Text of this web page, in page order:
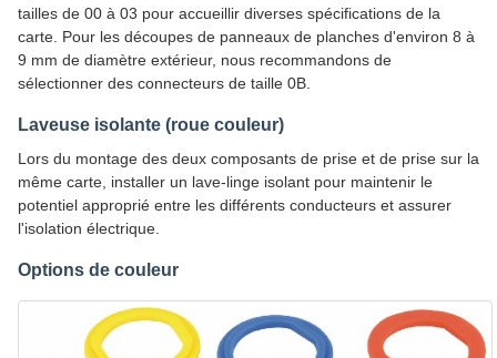
tailles de 00 à 03 pour accueillir diverses spécifications de la
carte. Pour les découpes de panneaux de planches d'environ 8 à
9 mm de diamètre extérieur, nous recommandons de
sélectionner des connecteurs de taille 0B.
Laveuse isolante (roue couleur)
Lors du montage des deux composants de prise et de prise sur la
même carte, installer un lave-linge isolant pour maintenir le
potentiel approprié entre les différents conducteurs et assurer
l'isolation électrique.
Options de couleur